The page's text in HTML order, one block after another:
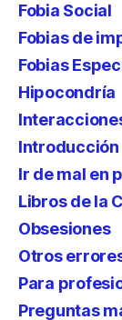
Fobia Social
Fobias de
Fobias
Hipocondría
Introducción
Ir de mal en
Libros de la
Obsesiones
Otros
Para
Preguntas